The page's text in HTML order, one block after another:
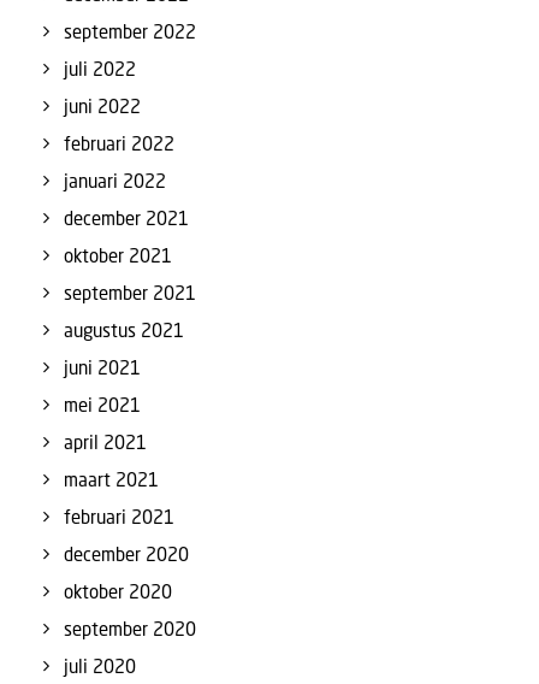
september 2022
juli 2022
juni 2022
februari 2022
januari 2022
december 2021
oktober 2021
september 2021
augustus 2021
juni 2021
mei 2021
april 2021
maart 2021
februari 2021
december 2020
oktober 2020
september 2020
juli 2020